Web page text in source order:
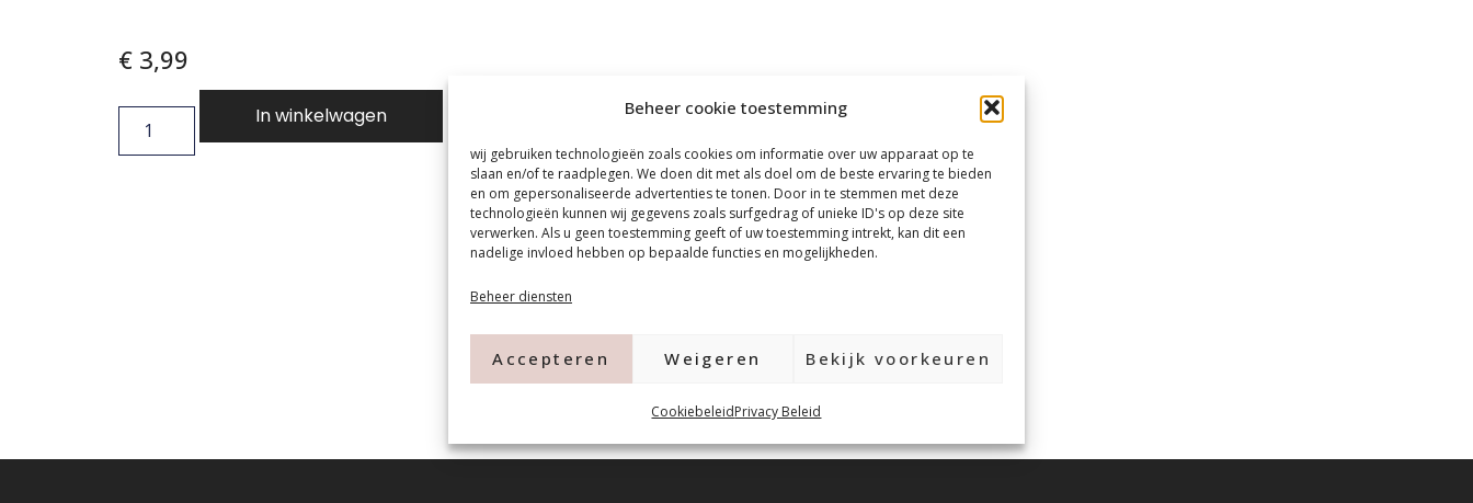
Beheer cookie toestemming
wij gebruiken technologieën zoals cookies om informatie over uw apparaat op te
slaan en/of te raadplegen. We doen dit met als doel om de beste ervaring te bieden
en om gepersonaliseerde advertenties te tonen. Door in te stemmen met deze
technologieën kunnen wij gegevens zoals surfgedrag of unieke ID's op deze site
verwerken. Als u geen toestemming geeft of uw toestemming intrekt, kan dit een
nadelige invloed hebben op bepaalde functies en mogelijkheden.
Beheer diensten
Accepteren Weigeren Bekijk voorkeuren
CookiebeleidPrivacy Beleid
€3,99
In winkelwagen